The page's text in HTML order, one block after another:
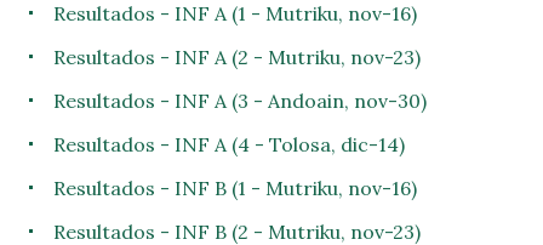
Resultados - INF A (1 - Mutriku, nov-16)
Resultados - INF A (2 - Mutriku, nov-23)
Resultados - INF A (3 - Andoain, nov-30)
Resultados - INF A (4 - Tolosa, dic-14)
Resultados - INF B (1 - Mutriku, nov-16)
Resultados - INF B (2 - Mutriku, nov-23)